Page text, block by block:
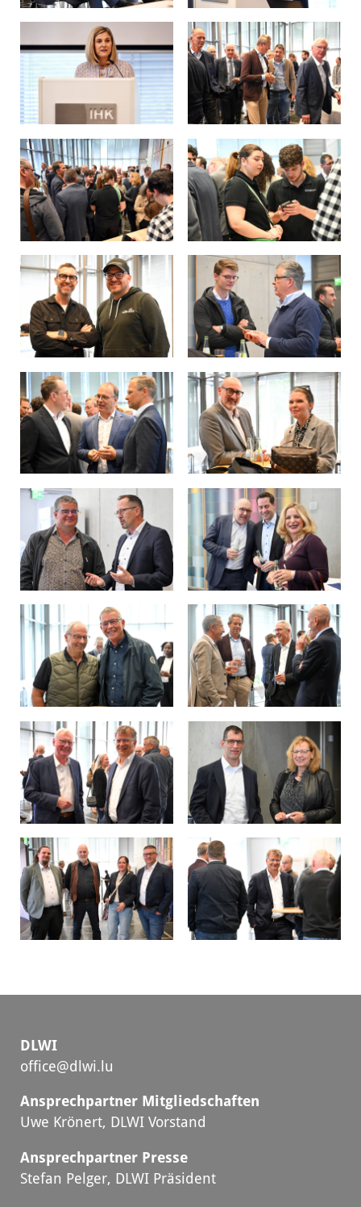
DLWI
office@dlwi.lu
Ansprechpartner Mitgliedschaften
Uwe Krönert, DLWI Vorstand
Ansprechpartner Presse
Stefan Pelger, DLWI Präsident